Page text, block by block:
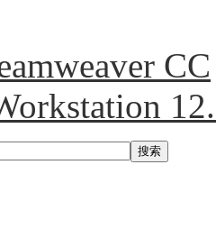
CC
搜索